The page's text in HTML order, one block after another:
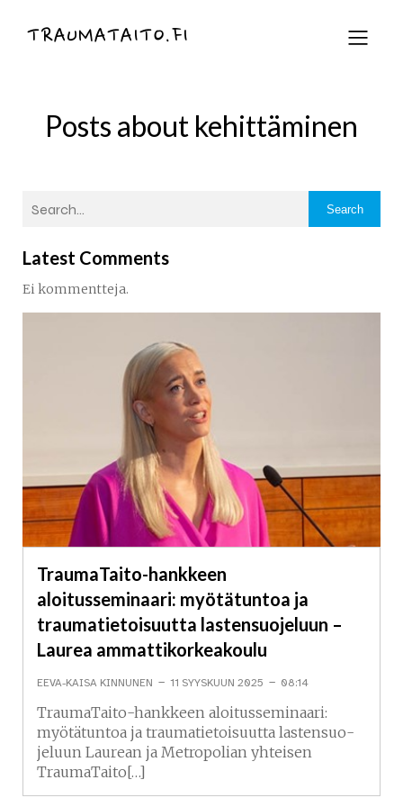
TRAUMATAITO.FI
Posts about kehittäminen
Search
Latest Comments
Ei kommentteja.
TraumaTaito-hankkeen
aloitusseminaari: myötätuntoa ja
traumatietoisuutta lastensuojeluun –
Laurea ammattikorkeakoulu
EEVA-KAISA KINNUNEN - 11 SYYSKUUN 2025 - 08:14
Trau­ma­Tai­to-hankkeen aloi­tus­se­mi­naa­ri:
myö­tä­tun­toa ja trau­ma­tie­toi­suut­ta las­ten­suo­
je­luun Laurean ja Metropolian yhteisen
TraumaTaito[…]